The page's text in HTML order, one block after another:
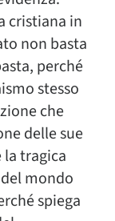
cristiana in
non basta
perché
stesso
che
delle sue
tragica
mondo
spiega